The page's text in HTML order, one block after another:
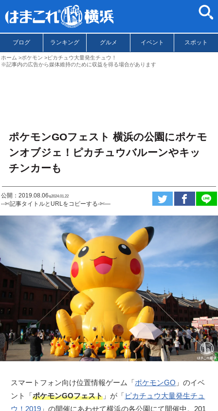
ブログ ランキング グルメ イベント スポット
ホーム ポケモン
ピカチュウ大量発生チュウ！
※記事内の広告から媒体維持のために収益を得る場合があります
ポケモンGOフェスト 横浜の公園にポケモ
ンオブジェ！ピカチュウバルーンやキッ
チンカーも
公開：2019.08.06ಇ2024.01.22
--✄記事タイトルとURLをコピーする-✄—
スマートフォン向け位置情報ゲーム「ポケモンGO 」のイベ
ント「ポケモンGOフェスト 」が「ピカチュウ大量発生チュ
ウ！2019 」の開催にあわせて横浜の各公園にて開催中。201